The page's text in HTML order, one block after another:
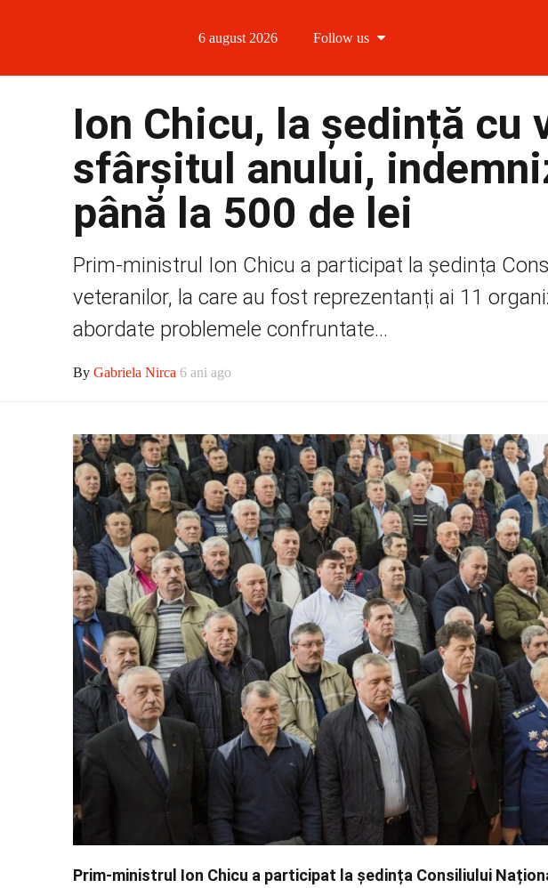
6 august 2026 Follow us
Follow us on Twitter
Follow us on Instagram
Ion Chicu, la ședință cu
sfârșitul anului,
până la 500 de lei
Prim-ministrul Ion Chicu a participat la şedința
veteranilor, la care au fost reprezentanți ai 11
abordate problemele confruntate...
By Gabriela Nirca 6 ani ago
Prim-ministrul Ion Chicu a participat la şedința Consiliului